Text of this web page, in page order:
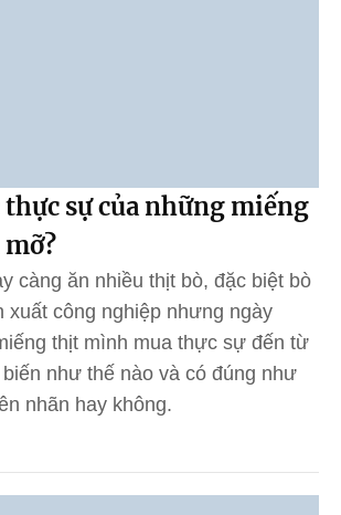
sự của những miếng
càng ăn nhiều thịt bò, đặc biệt bò
xuất công nghiệp nhưng ngày
thịt mình mua thực sự đến từ
như thế nào và có đúng như
nhãn hay không.